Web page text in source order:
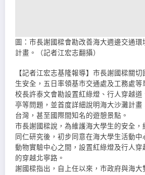
圖：市長謝國樑會勘改善海大週邊交通
計畫。（記者江宏志翻攝）
【記者江宏志基隆報導】市長謝國樑關
生安全，五日率領基市交通處及工務處
校長許泰文會勘設置紅綠燈、行人穿越
亭等問題，並首度詳細說明海大沙灘計
台灣，甚至國際間知名的遊憩景點。
市長謝國樑說，為維護海大學生的安全
同仁研究後，初步同意在海大學生活動
動物實驗中心之間，設置紅綠燈及行人
的穿越北寧路。
謝國樑指出，自上任以來，市政府與海